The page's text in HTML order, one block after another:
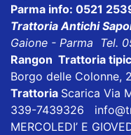
Parma info: 0521
Trattoria Antichi
Gaione - Parma Tel.
Rangon Trattoria
Borgo delle Colonne,
Trattoria Scarica Via
339-7439326
MERCOLEDI’ E